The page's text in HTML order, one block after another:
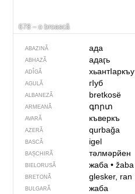
678 – o broască
ABAZINĂ ада
ABHAZĂ адаӷь
ADÎGĂ хьантIаркъу
AGULĂ гIуб
ALBANEZĂ bretkosë
ARMEANĂ գորտ
AVARĂ къверкъ
AZERĂ qurbağa
BASCĂ igel
BAȘCHIRĂ тәлмәрйен
BIELORUSĂ жаба• žaba
BRETONĂ glesker, ran
BULGARĂ жаба